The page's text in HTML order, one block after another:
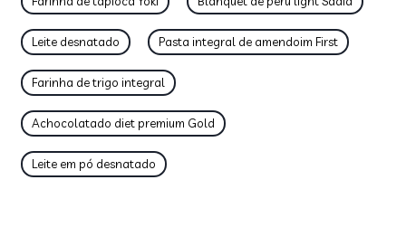
Leite desnatado Pasta integral de amendoim First
Farinha de trigo integral
Achocolatado diet premium Gold
Leite em pó desnatado